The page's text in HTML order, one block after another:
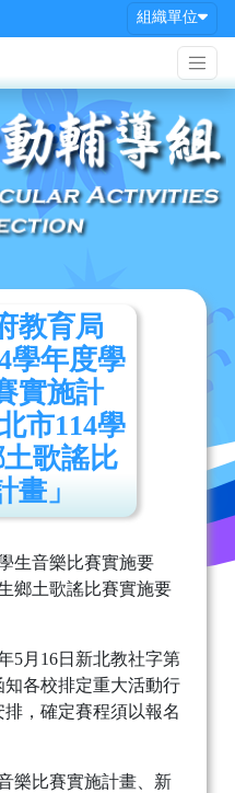
組織單位
教育局
學年度學
實施計
市114學
歌謠比
畫」
生音樂比賽實施要
鄉土歌謠比賽實施要
5月16日新北教社字第
知各校排定重大活動行
，確定賽程須以報名
樂比賽實施計畫、新